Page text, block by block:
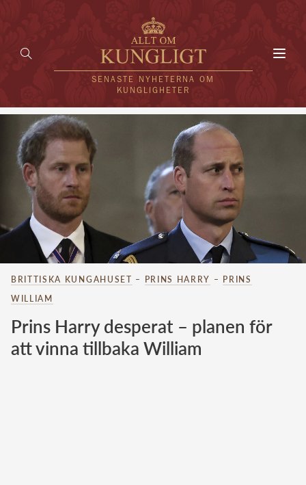
SENASTE NYHETERNA OM
KUNGLIGHETER
KUNGAFAMILJEN
UTLÄNDSKT
KÄNDISAR
VÄRLDENS KUNGAHUS
Svenska kungahuset
Norska kungahuset
Danska kungahuset
BRITTISKA KUNGAHUSET – PRINS HARRY – PRINS
WILLIAM
Prins Harry desperat – planen för
att vinna tillbaka William